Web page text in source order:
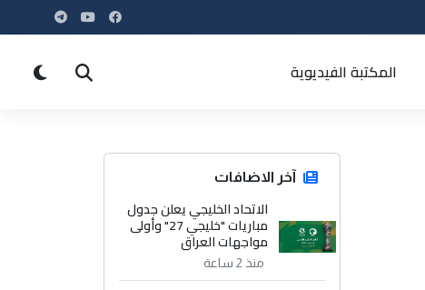
المكتبة الفيديوية
آخر الاضافات
الاتحاد الخليجي يعلن جدول
مباريات "خليجي 27" وأولى
مواجهات العراق
منذ 2 ساعة